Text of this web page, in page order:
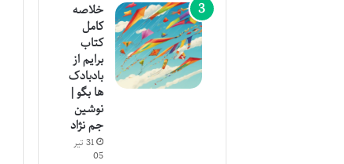
خلاصه
کامل
کتاب
برایم از
بادبادک
ها بگو |
نوشین
جم نژاد
31 تیر
05